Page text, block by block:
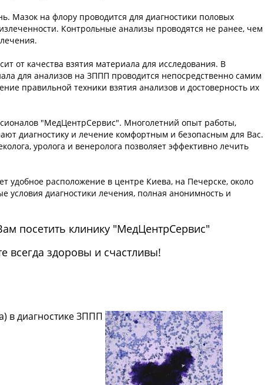
Мазок на флору проводится для диагностики половых
Контрольные анализы проводятся не ранее, чем
от качества взятия материала для исследования. В
для анализов на ЗППП проводится непосредственно самим
правильной техники взятия анализов и достоверность их
"МедЦентрСервис". Многолетний опыт работы,
диагностику и лечение комфортным и безопасным для Вас.
уролога и венеролога позволяет эффективно лечить
удобное расположение в центре Киева, на Печерске, около
условия диагностики лечения, полная анонимность и
посетить клинику "МедЦентрСервис"
всегда здоровы и счастливы!
в диагностике ЗППП